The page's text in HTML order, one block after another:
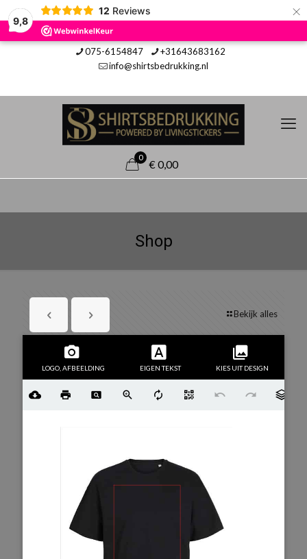
9,8
12 Reviews ×
075-6154847
+31643683162
info@shirtsbedrukking.nl
0
€ 0,00
Shop
Bekijk alles
LOGO, AFBEELDING EIGEN TEKST KIES UIT DESIGN